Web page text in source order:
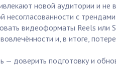
новой аудитории и
несогласованности с
видеоформаты Reels или
и, в итоге,
— доверить подготовку и